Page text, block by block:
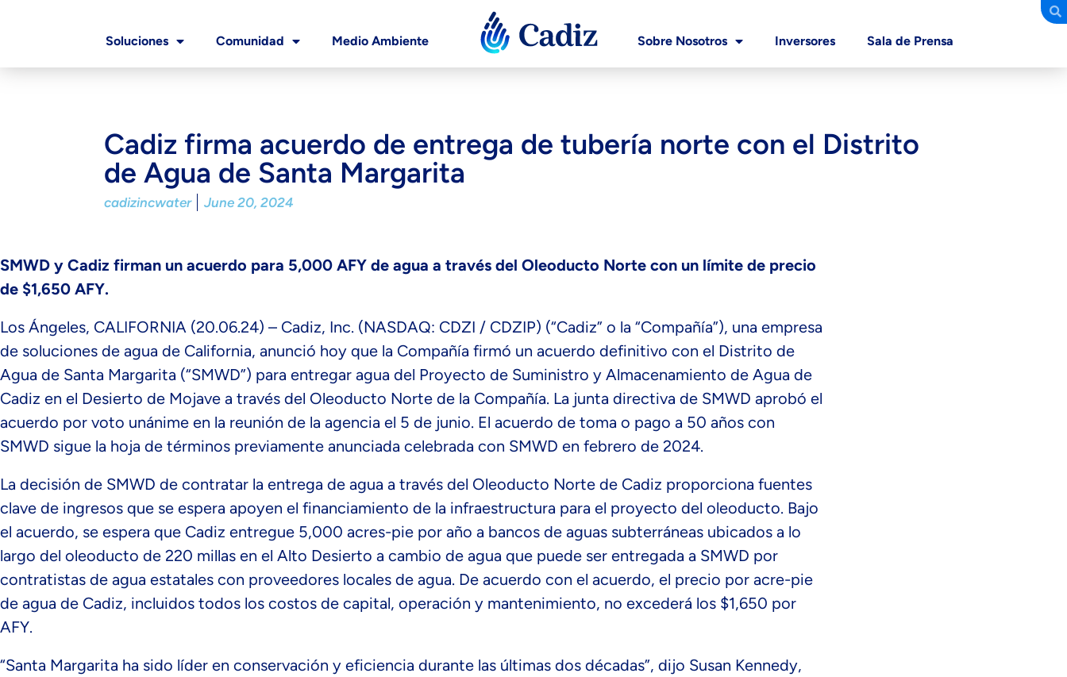
Soluciones Comunidad Medio Ambiente Sobre Nosotros Inversores Sala de Prensa
Cadiz firma acuerdo de entrega de tubería norte con el Distrito
de Agua de Santa Margarita
cadizincwater June 20, 2024
SMWD y Cadiz firman un acuerdo para 5,000 AFY de agua a través del Oleoducto Norte con un límite de precio
de $1,650 AFY.
Los Ángeles, CALIFORNIA (20.06.24) – Cadiz, Inc. (NASDAQ: CDZI / CDZIP) (“Cadiz” o la “Compañía”), una empresa
de soluciones de agua de California, anunció hoy que la Compañía firmó un acuerdo definitivo con el Distrito de
Agua de Santa Margarita (“SMWD”) para entregar agua del Proyecto de Suministro y Almacenamiento de Agua de
Cadiz en el Desierto de Mojave a través del Oleoducto Norte de la Compañía. La junta directiva de SMWD aprobó el
acuerdo por voto unánime en la reunión de la agencia el 5 de junio. El acuerdo de toma o pago a 50 años con
SMWD sigue la hoja de términos previamente anunciada celebrada con SMWD en febrero de 2024.
La decisión de SMWD de contratar la entrega de agua a través del Oleoducto Norte de Cadiz proporciona fuentes
clave de ingresos que se espera apoyen el financiamiento de la infraestructura para el proyecto del oleoducto. Bajo
el acuerdo, se espera que Cadiz entregue 5,000 acres-pie por año a bancos de aguas subterráneas ubicados a lo
largo del oleoducto de 220 millas en el Alto Desierto a cambio de agua que puede ser entregada a SMWD por
contratistas de agua estatales con proveedores locales de agua. De acuerdo con el acuerdo, el precio por acre-pie
de agua de Cadiz, incluidos todos los costos de capital, operación y mantenimiento, no excederá los $1,650 por
AFY.
“Santa Margarita ha sido líder en conservación y eficiencia durante las últimas dos décadas”, dijo Susan Kennedy,